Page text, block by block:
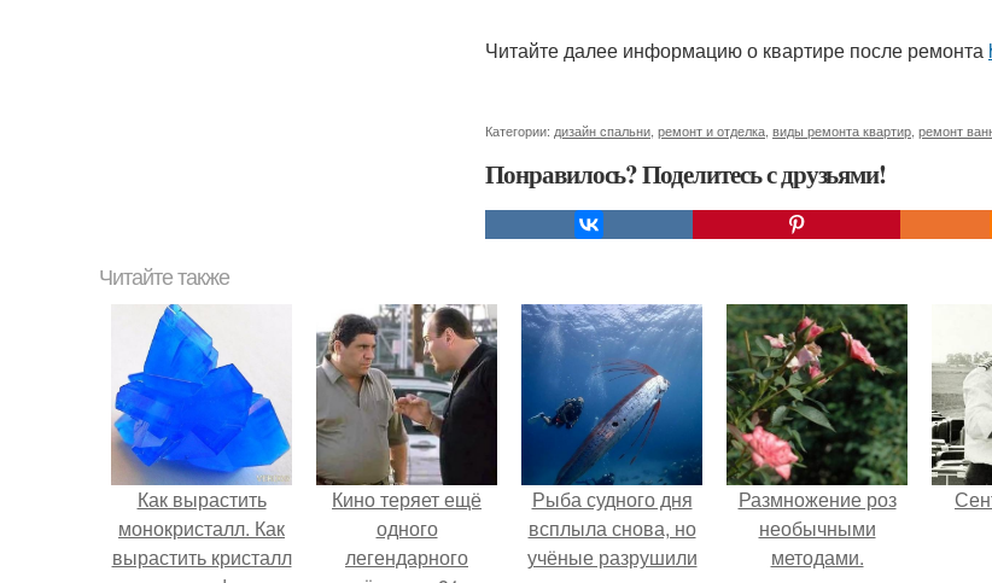
Читайте далее информацию о квартире после ремонта
Категории: дизайн спальни ремонт и отделка виды ремонта квартир ремонт
Понравилось? Поделитесь с друзьями!
Читайте также
Как вырастить
монокристалл. Как
вырастить кристалл
Кино теряет ещё
одного
легендарного
Рыба судного дня
всплыла снова, но
учёные разрушили
Размножение роз
необычными
методами.